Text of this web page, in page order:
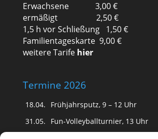
Erwachsene 3,00 €
ermäßigt 2,50 €
1,5 h vor Schließung 1,50 €
Familientageskarte 9,00 €
weitere Tarife hier
Termine 2026
18.04.
Frühjahrsputz, 9 – 12 Uhr
31.05.
Fun-Volleyballturnier, 13 Uhr